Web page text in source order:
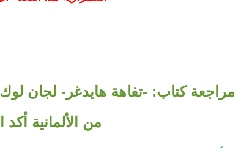
مراجعة كتاب: -تفاهة هايدغر- لجان
من الألمانية أكد